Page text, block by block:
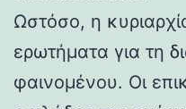
Ωστόσο, η
ερωτήματα για τη
φαινομένου. Οι